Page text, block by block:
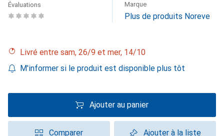
Évaluations Marque
Plus de produits Noreve
Livré entre sam, 26/9 et mer, 14/10
M'informer si le produit est disponible plus tôt
Ajouter au panier
Comparer Ajouter à la liste